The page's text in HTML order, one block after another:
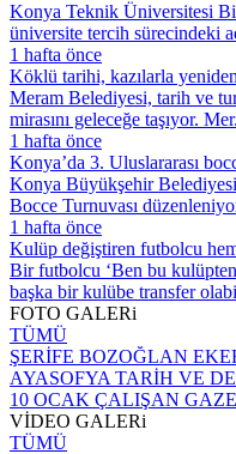
Konya Teknik Üniversitesi
üniversite tercih sürecindeki
1 hafta önce
Köklü tarihi, kazılarla
Meram Belediyesi, tarih ve
mirasını geleceğe taşıyor.
1 hafta önce
Konya’da 3. Uluslararası
Konya Büyükşehir
Bocce Turnuvası
1 hafta önce
Kulüp değiştiren futbolcu
Bir futbolcu ‘Ben bu
başka bir kulübe transfer
FOTO GALERi
TÜMÜ
ŞERİFE BOZOĞLAN
AYASOFYA TARİH VE
10 OCAK ÇALIŞAN
VİDEO GALERi
TÜMÜ